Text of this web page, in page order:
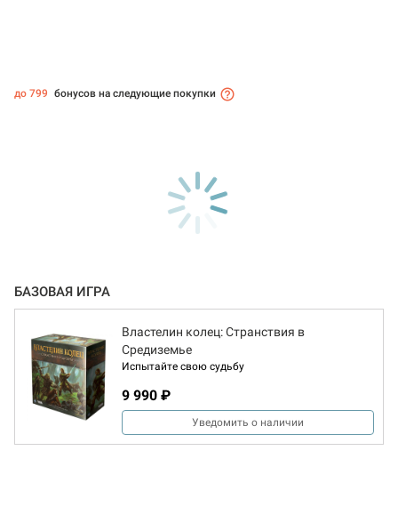
до 799 бонусов на следующие покупки
БАЗОВАЯ ИГРА
Властелин колец: Странствия в
Средиземье
Испытайте свою судьбу
9 990 ₽
Уведомить о наличии